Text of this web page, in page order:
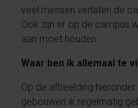
veel mensen verlaten de
Ook zijn er op de campus
aan moet houden.
Waar ben ik allemaal te
Op de afbeelding
gebouwen ik regelmatig